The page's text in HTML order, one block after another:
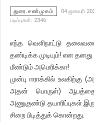
துரை.சண்முகம் 04 ஜனவரி
படிப்புகள்: 2346
எந்த வெளிநாட்டு
தண்டிக்க முடியும்! என தனது
மீண்டும் அமெரிக்கா!
முன்பு ஈராக்கில்
அதன் பொருள்) ஆபத்தை
அணுகுண்டு தயாரிப்புகள்
சிறை பிடித்துக் கொன்றது.